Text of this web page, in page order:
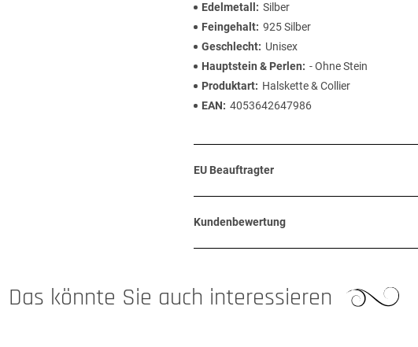
Edelmetall
Silber
Feingehalt 925 Silber
Geschlecht
Unisex
Hauptstein & Perlen
- Ohne Stein
Produktart
Halskette & Collier
EAN
4053642647986
EU Beauftragter
Kundenbewertung
Das könnte Sie auch interessieren